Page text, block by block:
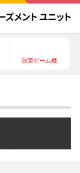
設置ゲーム機